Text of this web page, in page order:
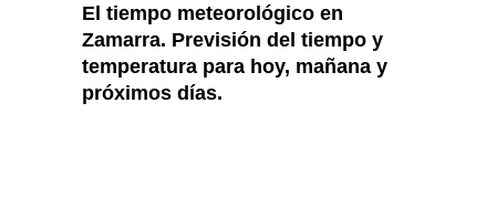
El tiempo meteorológico en
Zamarra. Previsión del tiempo y
temperatura para hoy, mañana y
próximos días.